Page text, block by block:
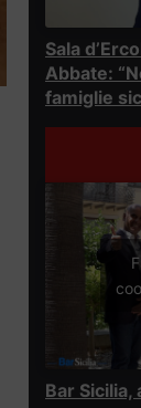
Sala
Abbate:
famiglie
Bar Sicilia,